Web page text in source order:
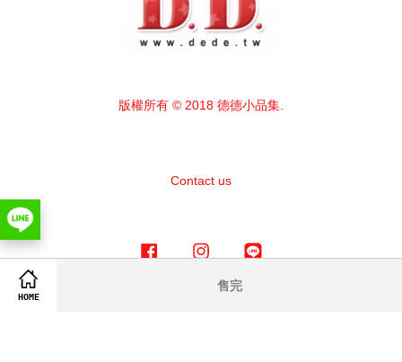
HOME
售完
版權所有 © 2018 德德小品集.
Contact us
Facebook Instagram